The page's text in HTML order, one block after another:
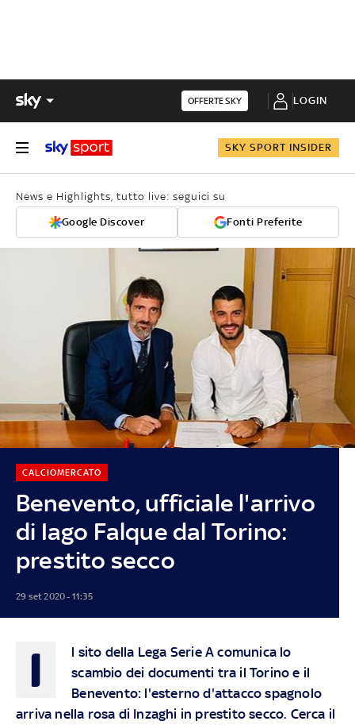
OFFERTE SKY LOGIN
SKY SPORT INSIDER
News e Highlights, tutto live: seguici su
Google Discover Fonti Preferite
Benevento, ufficiale l'arrivo
di Iago Falque dal Torino:
prestito secco
CALCIOMERCATO
29 set 2020 - 11:35
I
l sito della Lega Serie A comunica lo
scambio dei documenti tra il Torino e il
Benevento: l'esterno d'attacco spagnolo
arriva nella rosa di Inzaghi in prestito secco. Cerca il